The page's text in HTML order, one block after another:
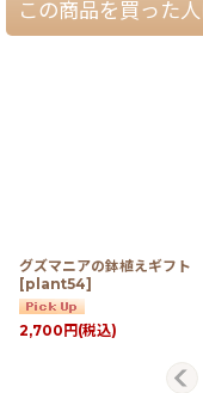
この商品を買った
グズマニアの鉢植えギフト
[plant54]
2,700 円 (税込)